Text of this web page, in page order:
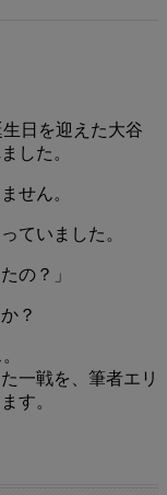
日を迎えた大谷
した。
せん。
ていました。
の？」
？
一戦を、筆者エリ
す。